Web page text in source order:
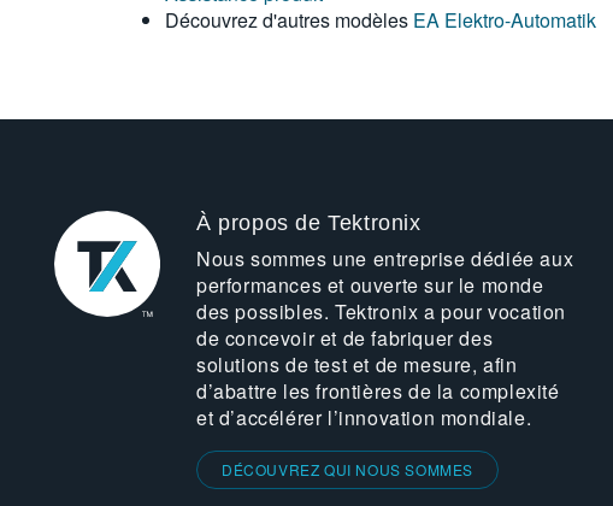
Découvrez d'autres modèles EA Elektro-Automatik
À propos de Tektronix
Nous sommes une entreprise dédiée aux
performances et ouverte sur le monde
des possibles. Tektronix a pour vocation
de concevoir et de fabriquer des
solutions de test et de mesure, afin
d’abattre les frontières de la complexité
et d’accélérer l’innovation mondiale.
DÉCOUVREZ QUI NOUS SOMMES